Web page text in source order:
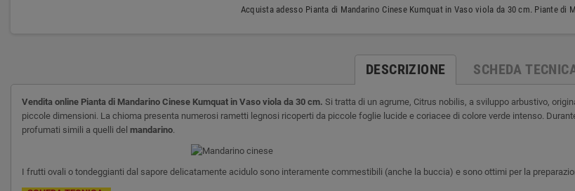
Acquista adesso Pianta di Mandarino Cinese Kumquat in Vaso viola da 30 cm. Piante di
DESCRIZIONE SCHEDA
Vendita online Pianta di Mandarino Cinese Kumquat in Vaso viola da 30 cm. Si tratta di un agrume, Citrus nobilis, a sviluppo arbustivo,
piccole dimensioni. La chioma presenta numerosi rametti legnosi ricoperti da piccole foglie lucide e coriacee di colore verde intenso.
profumati simili a quelli del mandarino
I frutti ovali o tondeggianti dal sapore delicatamente acidulo sono interamente commestibili (anche la buccia) e sono ottimi per la